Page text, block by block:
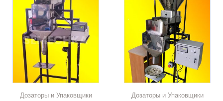
Дозаторы и Упаковщики Дозаторы и Упаковщики